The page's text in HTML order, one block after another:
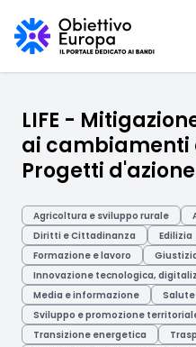
LIFE -
ai
Progetti
Agricoltura e sviluppo rurale
Diritti e Cittadinanza
Edilizia
Formazione e lavoro
Innovazione tecnologica,
Media e informazione
Sviluppo e promozione
Transizione energetica